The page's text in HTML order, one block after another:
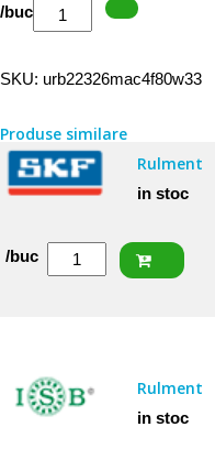
Cantitate
URB
(VA
405)
/buc
SKU: urb22326mac4f80w33
Produse similare
Rulment
in stoc
Cantitate
/buc
Rulment
in stoc